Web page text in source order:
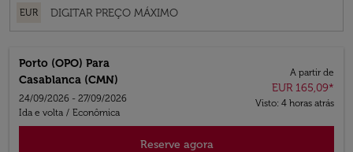
EUR
Porto (OPO) Para
Casablanca (CMN)
24/09/2026 - 27/09/2026
Ida e volta / Econômica
A partir de
EUR 165,09*
Visto: 4 horas atrás
Reserve agora